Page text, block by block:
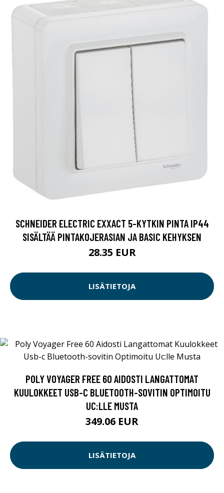
SCHNEIDER ELECTRIC EXXACT 5-KYTKIN PINTA IP44
SISÄLTÄÄ PINTAKOJERASIAN JA BASIC KEHYKSEN
28.35 EUR
LISÄTIETOJA
POLY VOYAGER FREE 60 AIDOSTI LANGATTOMAT
KUULOKKEET USB-C BLUETOOTH-SOVITIN OPTIMOITU
UC:LLE MUSTA
349.06 EUR
LISÄTIETOJA